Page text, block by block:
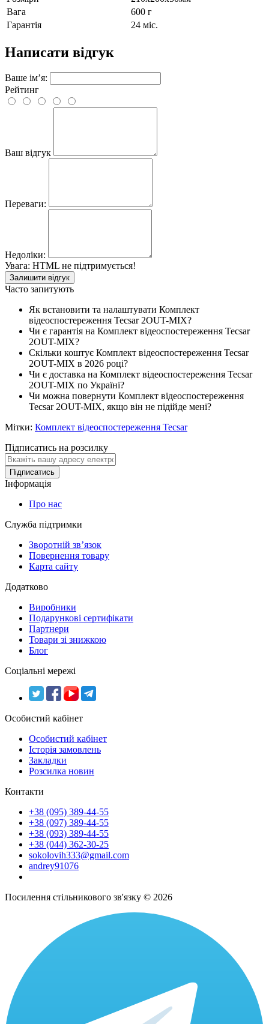
Вага
600 г
Гарантія
24 міс.
Написати відгук
Ваше ім’я:
Рейтинг
Ваш відгук
Переваги:
Недоліки:
Увага: HTML не підтримується!
Залишити відгук
Часто запитують
Як встановити та налаштувати Комплект
відеоспостереження Tecsar 2OUT-MIX?
Чи є гарантія на Комплект відеоспостереження Tecsar
2OUT-MIX?
Скільки коштує Комплект відеоспостереження Tecsar
2OUT-MIX в 2026 році?
Чи є доставка на Комплект відеоспостереження Tecsar
2OUT-MIX по Україні?
Чи можна повернути Комплект відеоспостереження
Tecsar 2OUT-MIX, якщо він не підійде мені?
Мітки: Комплект відеоспостереження Tecsar
Підписатись на розсилку
Підписатись
Інформація
Про нас
Служба підтримки
Зворотній зв’язок
Повернення товару
Карта сайту
Додатково
Виробники
Подарункові сертифікати
Партнери
Товари зі знижкою
Блог
Соціальні мережі
Особистий кабінет
Особистий кабінет
Історія замовлень
Закладки
Розсилка новин
Контакти
+38 (095) 389-44-55
+38 (097) 389-44-55
+38 (093) 389-44-55
+38 (044) 362-30-25
sokolovih333@gmail.com
andrey91076
Посилення стільникового зв'язку © 2026